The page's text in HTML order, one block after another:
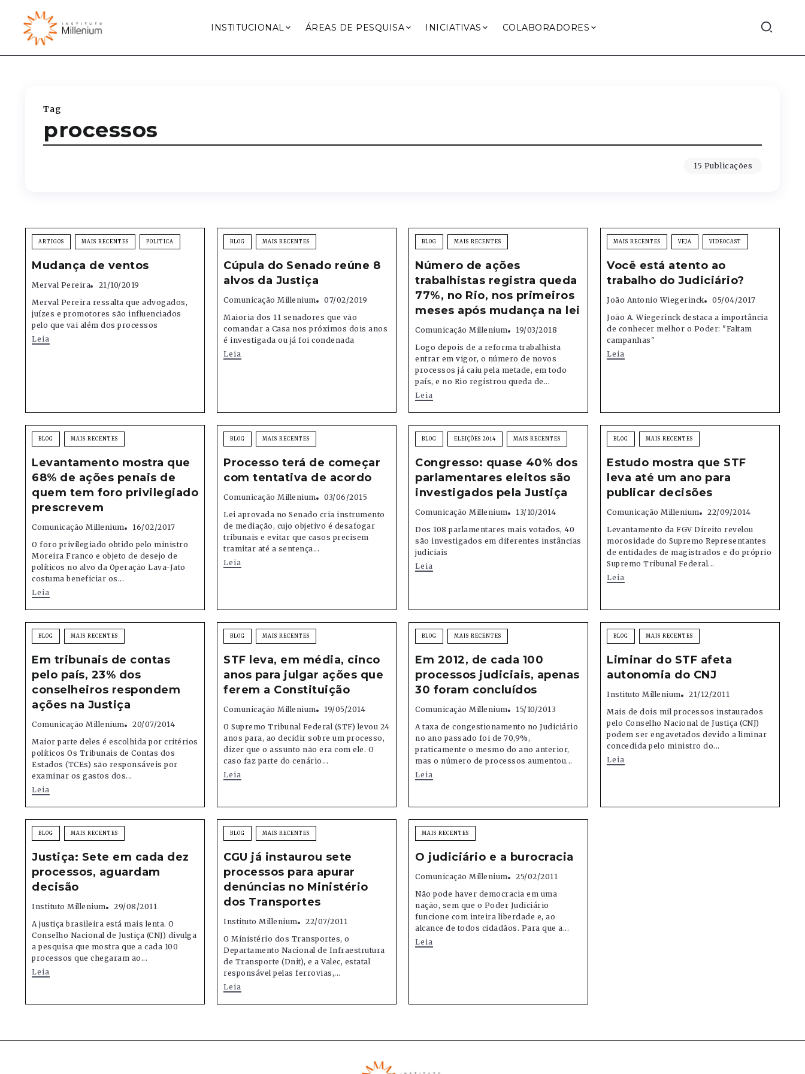
INSTITUCIONAL ÁREAS DE PESQUISA INICIATIVAS COLABORADORES
Tag
processos
15 Publicações
ARTIGOS MAIS RECENTES POLITICA
Mudança de ventos
Merval Pereira
21/10/2019
Merval Pereira ressalta que advogados,
juízes e promotores são influenciados
pelo que vai além dos processos
Leia
BLOG MAIS RECENTES
Cúpula do Senado reúne 8
alvos da Justiça
Comunicação Millenium
07/02/2019
Maioria dos 11 senadores que vão
comandar a Casa nos próximos dois anos
é investigada ou já foi condenada
Leia
BLOG MAIS RECENTES
Número de ações
trabalhistas registra queda
77%, no Rio, nos primeiros
meses após mudança na lei
Comunicação Millenium
19/03/2018
Logo depois de a reforma trabalhista
entrar em vigor, o número de novos
processos já caiu pela metade, em todo
país, e no Rio registrou queda de...
Leia
MAIS RECENTES VEJA VIDEOCAST
Você está atento ao
trabalho do Judiciário?
João Antonio Wiegerinck
05/04/2017
João A. Wiegerinck destaca a importância
de conhecer melhor o Poder: "Faltam
campanhas"
Leia
BLOG MAIS RECENTES
Levantamento mostra que
68% de ações penais de
quem tem foro privilegiado
prescrevem
Comunicação Millenium
16/02/2017
O foro privilegiado obtido pelo ministro
Moreira Franco e objeto de desejo de
políticos no alvo da Operação Lava-Jato
costuma beneficiar os...
Leia
BLOG MAIS RECENTES
Processo terá de começar
com tentativa de acordo
Comunicação Millenium
03/06/2015
Lei aprovada no Senado cria instrumento
de mediação, cujo objetivo é desafogar
tribunais e evitar que casos precisem
tramitar até a sentença...
Leia
BLOG ELEIÇÕES 2014 MAIS RECENTES
Congresso: quase 40% dos
parlamentares eleitos são
investigados pela Justiça
Comunicação Millenium
13/10/2014
Dos 108 parlamentares mais votados, 40
são investigados em diferentes instâncias
judiciais
Leia
BLOG MAIS RECENTES
Estudo mostra que STF
leva até um ano para
publicar decisões
Comunicação Millenium
22/09/2014
Levantamento da FGV Direito revelou
morosidade do Supremo Representantes
de entidades de magistrados e do próprio
Supremo Tribunal Federal...
Leia
BLOG MAIS RECENTES
Em tribunais de contas
pelo país, 23% dos
conselheiros respondem
ações na Justiça
Comunicação Millenium
20/07/2014
Maior parte deles é escolhida por critérios
políticos Os Tribunais de Contas dos
Estados (TCEs) são responsáveis por
examinar os gastos dos...
Leia
BLOG MAIS RECENTES
STF leva, em média, cinco
anos para julgar ações que
ferem a Constituição
Comunicação Millenium
19/05/2014
O Supremo Tribunal Federal (STF) levou 24
anos para, ao decidir sobre um processo,
dizer que o assunto não era com ele. O
caso faz parte do cenário...
Leia
BLOG MAIS RECENTES
Em 2012, de cada 100
processos judiciais, apenas
30 foram concluídos
Comunicação Millenium
15/10/2013
A taxa de congestionamento no Judiciário
no ano passado foi de 70,9%,
praticamente o mesmo do ano anterior,
mas o número de processos aumentou...
Leia
BLOG MAIS RECENTES
Liminar do STF afeta
autonomia do CNJ
Instituto Millenium
21/12/2011
Mais de dois mil processos instaurados
pelo Conselho Nacional de Justiça (CNJ)
podem ser engavetados devido a liminar
concedida pelo ministro do...
Leia
BLOG MAIS RECENTES
Justiça: Sete em cada dez
processos, aguardam
decisão
Instituto Millenium
29/08/2011
A justiça brasileira está mais lenta. O
Conselho Nacional de Justiça (CNJ) divulga
a pesquisa que mostra que a cada 100
processos que chegaram ao...
Leia
BLOG MAIS RECENTES
CGU já instaurou sete
processos para apurar
denúncias no Ministério
dos Transportes
Instituto Millenium
22/07/2011
O Ministério dos Transportes, o
Departamento Nacional de Infraestrutura
de Transporte (Dnit), e a Valec, estatal
responsável pelas ferrovias,...
Leia
MAIS RECENTES
O judiciário e a burocracia
Comunicação Millenium
25/02/2011
Não pode haver democracia em uma
nação, sem que o Poder Judiciário
funcione com inteira liberdade e, ao
alcance de todos cidadãos. Para que a...
Leia